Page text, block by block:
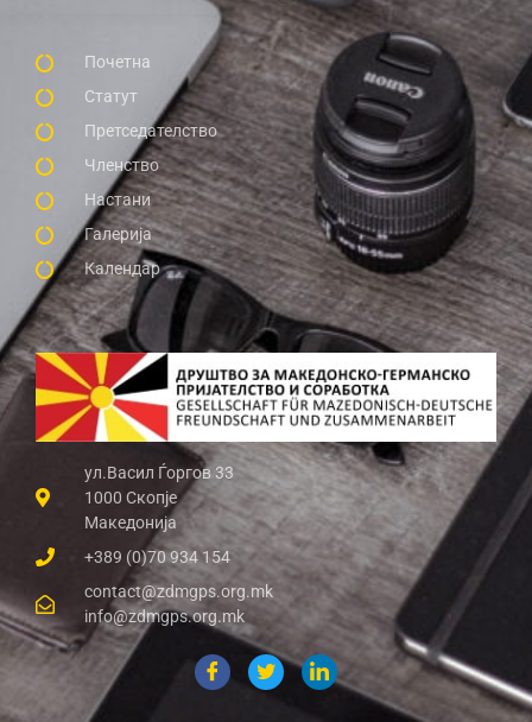
ул.Васил Ѓоргов 33
1000 Скопје
Македонија
+389 (0)70 934 154
contact@zdmgps.org.mk
info@zdmgps.org.mk
Почетна
Статут
Претседателство
Членство
Настани
Галерија
Календар